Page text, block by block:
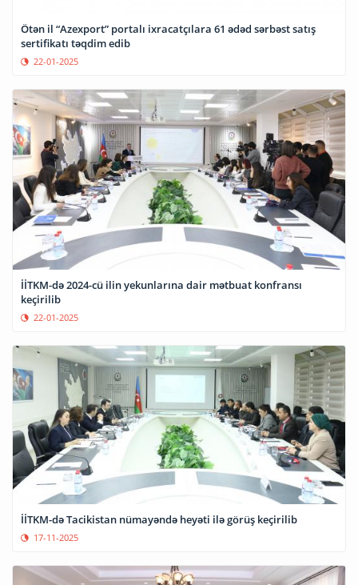
Ötən il “Azexport” portalı ixracatçılara 61 ədəd sərbəst satış
sertifikatı təqdim edib
22-01-2025
İİTKM-də 2024-cü ilin yekunlarına dair mətbuat konfransı
keçirilib
22-01-2025
İİTKM-də Tacikistan nümayəndə heyəti ilə görüş keçirilib
17-11-2025